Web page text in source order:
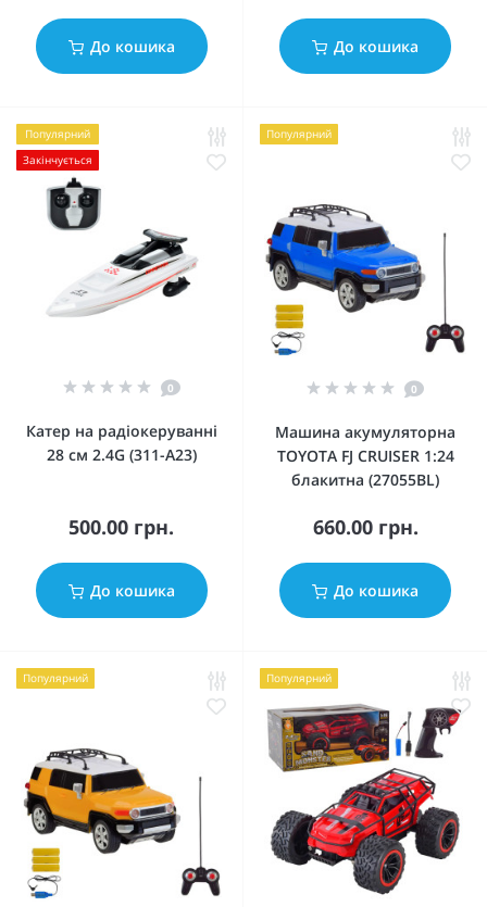
До кошика До кошика
Популярний
Закінчується
0
Катер на радіокеруванні
28 см 2.4G (311-A23)
500.00 грн.
До кошика
Популярний
0
Машина акумуляторна
TOYOTA FJ CRUISER 1:24
блакитна (27055BL)
660.00 грн.
До кошика
Популярний Популярний